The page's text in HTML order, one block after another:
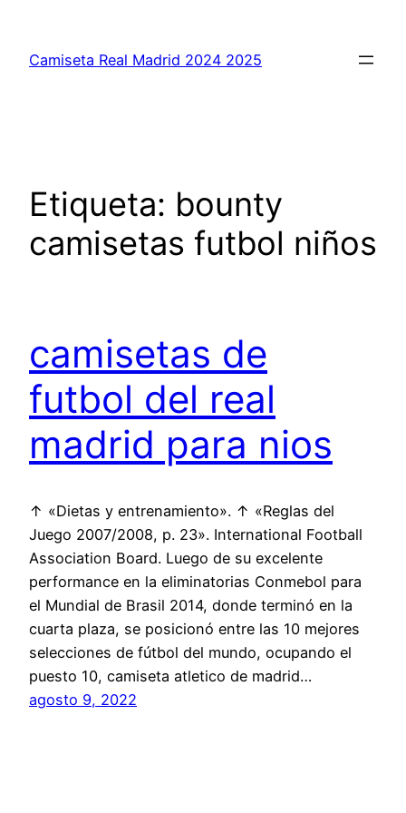
contenido
Camiseta Real Madrid 2024 2025
Etiqueta: bounty
camisetas futbol niños
camisetas de
futbol del real
madrid para nios
↑ «Dietas y entrenamiento». ↑ «Reglas del
Juego 2007/2008, p. 23». International Football
Association Board. Luego de su excelente
performance en la eliminatorias Conmebol para
el Mundial de Brasil 2014, donde terminó en la
cuarta plaza, se posicionó entre las 10 mejores
selecciones de fútbol del mundo, ocupando el
puesto 10, camiseta atletico de madrid…
agosto 9, 2022